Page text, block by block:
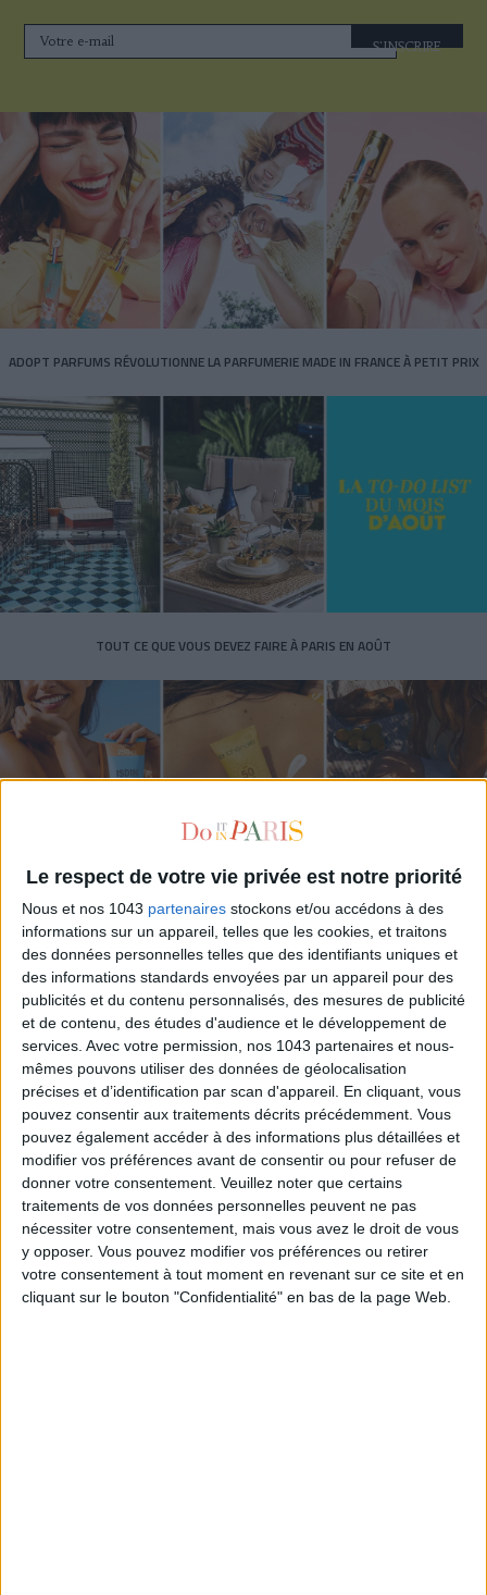
Le respect de votre vie privée est notre priorité
Nous et nos 1043 partenaires stockons et/ou accédons à des
informations sur un appareil, telles que les cookies, et traitons
des données personnelles telles que des identifiants uniques et
des informations standards envoyées par un appareil pour des
publicités et du contenu personnalisés, des mesures de publicité
et de contenu, des études d'audience et le développement de
services. Avec votre permission, nos 1043 partenaires et nous-
mêmes pouvons utiliser des données de géolocalisation
précises et d’identification par scan d'appareil. En cliquant, vous
pouvez consentir aux traitements décrits précédemment. Vous
pouvez également accéder à des informations plus détaillées et
modifier vos préférences avant de consentir ou pour refuser de
donner votre consentement. Veuillez noter que certains
traitements de vos données personnelles peuvent ne pas
nécessiter votre consentement, mais vous avez le droit de vous
y opposer. Vous pouvez modifier vos préférences ou retirer
votre consentement à tout moment en revenant sur ce site et en
cliquant sur le bouton "Confidentialité" en bas de la page Web.
S'INSCRIRE
ADOPT PARFUMS RÉVOLUTIONNE LA PARFUMERIE MADE IN FRANCE À PETIT PRIX
TOUT CE QUE VOUS DEVEZ FAIRE À PARIS EN AOÛT
LES SPF 50 QUI DONNENT ENVIE DE SE TARTINER
LES MEILLEURS HÔTELS POUR UN WEEK-END SPA ET GASTRONOMIE